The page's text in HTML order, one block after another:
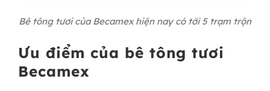
Bê tông tươi của Becamex hiện nay có tới 5 trạm trộn
Ưu điểm của bê tông tươi
Becamex